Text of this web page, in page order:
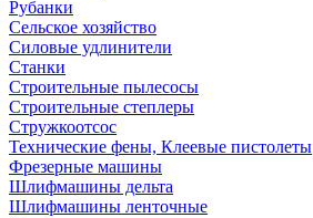
Рубанки
Сельское хозяйство
Силовые удлинители
Станки
Строительные пылесосы
Строительные степлеры
Стружкоотсос
Технические фены, Клеевые пистолеты
Фрезерные машины
Шлифмашины дельта
Шлифмашины ленточные